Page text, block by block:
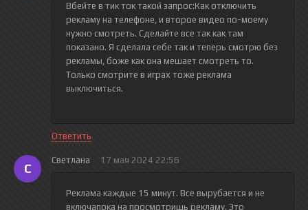
Вбейте в тик ток такой запрос:Как отключить
рекламу на телефоне, и второе видео по-моему
нужно смотреть. Сделайте все так как там
показано. Я сделала себе так и теперь смотрю без
рекламы, боже как она мешает смотреть то.
Только смотрите в играх тоже реклама
выключиться.
Ответить
С
Светлана 17 мая 2024 22:56
Реклама каждые 15 минут. Все вырубается и не
включапока на просмотришь рекламу. Это